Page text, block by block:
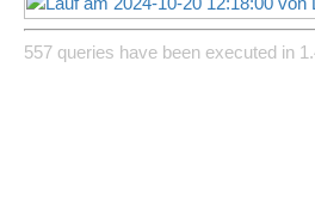
557 queries have been executed in